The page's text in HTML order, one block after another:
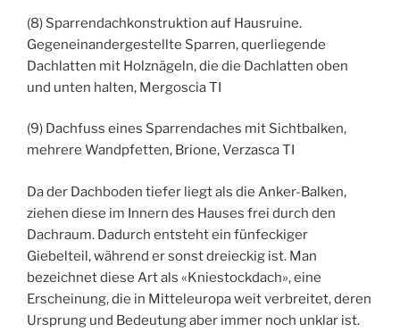
(8) Sparrendachkonstruktion auf Hausruine.
Gegeneinandergestellte Sparren, querliegende
Dachlatten mit Holznägeln, die die Dachlatten oben
und unten halten, Mergoscia TI
(9) Dachfuss eines Sparrendaches mit Sichtbalken,
mehrere Wandpfetten, Brione, Verzasca TI
Da der Dachboden tiefer liegt als die Anker-Balken,
ziehen diese im Innern des Hauses frei durch den
Dachraum. Dadurch entsteht ein fünfeckiger
Giebelteil, während er sonst dreieckig ist. Man
bezeichnet diese Art als «Kniestockdach», eine
Erscheinung, die in Mitteleuropa weit verbreitet, deren
Ursprung und Bedeutung aber immer noch unklar ist.